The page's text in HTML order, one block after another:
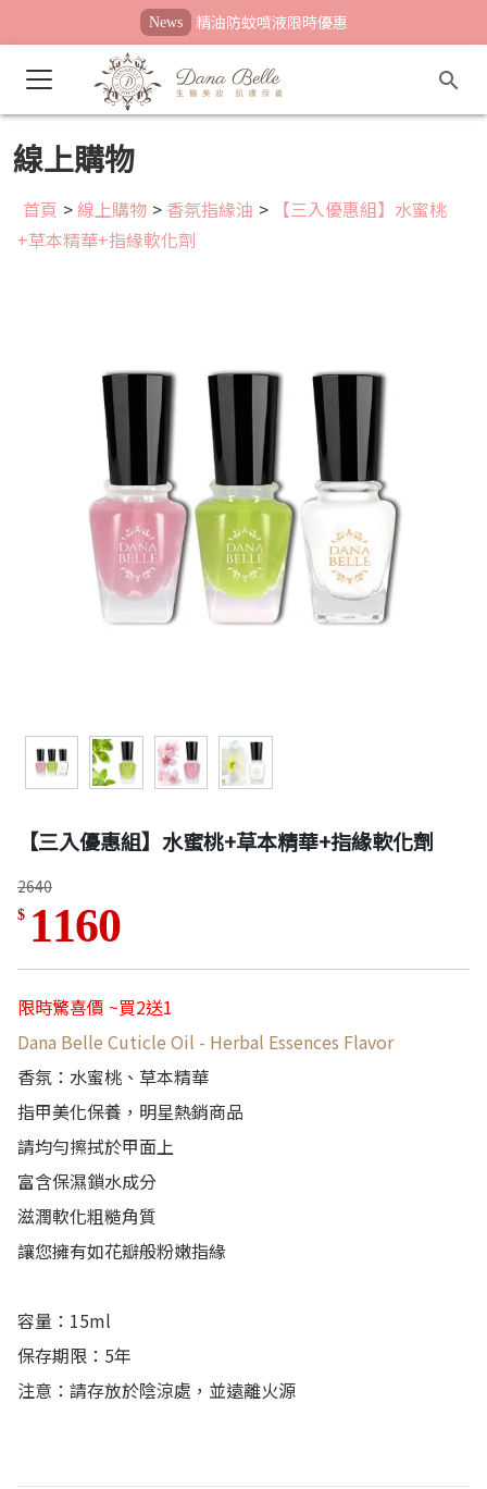
News 精油防蚊噴液限時優惠
線上購物
首頁 >線上購物 > 香氛指緣油 > 【三入優惠組】水蜜桃
+草本精華+指緣軟化劑
【三入優惠組】水蜜桃+草本精華+指緣軟化劑
2640
$ 1160
限時驚喜價 ~買2送1
Dana Belle Cuticle Oil - Herbal Essences Flavor
香氛：水蜜桃、草本精華
指甲美化保養，明星熱銷商品
請均勻擦拭於甲面上
富含保濕鎖水成分
滋潤軟化粗糙角質
讓您擁有如花瓣般粉嫩指緣
容量：15ml
保存期限：5年
注意：請存放於陰涼處，並遠離火源